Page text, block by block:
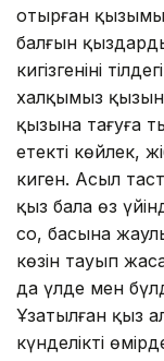
отырған
балғын
кигізгенінің
халқымыз
қызына тағуға
етекті көйлек,
киген. Асыл
қыз бала өз
соң, басына
көзін тауып
да үлде мен
Ұзатылған қыз
күнделікті